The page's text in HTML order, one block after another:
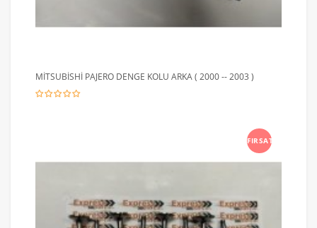
MİTSUBİSHİ PAJERO DENGE KOLU ARKA ( 2000 -- 2003 )
FIRSAT